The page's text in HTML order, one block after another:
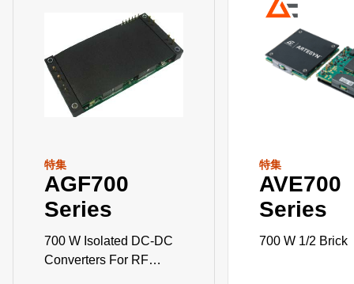
特集
AGF700
Series
700 W Isolated DC-DC
Converters For RF
特集
AVE700
Series
700 W 1/2 Brick